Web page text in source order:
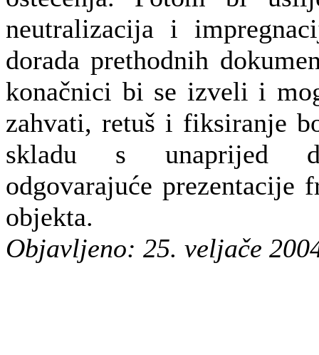
neutralizacija i
dorada prethodnih
konačnici bi se izveli i
zahvati, retuš i fiksiranje
skladu s unaprijed
odgovarajuće prezentacije
objekta.
Objavljeno: 25. veljače